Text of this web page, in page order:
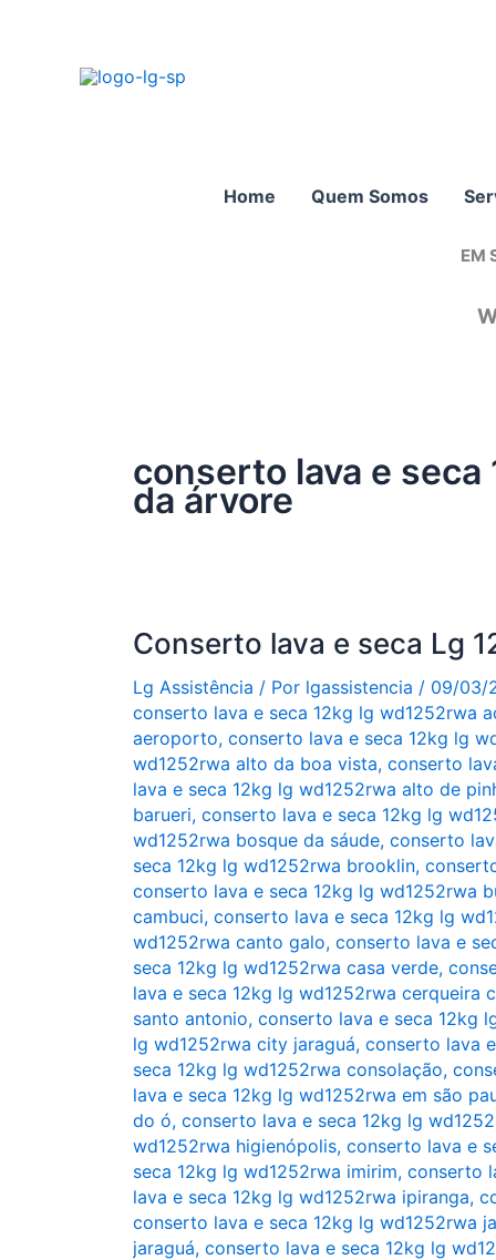
Home Quem Somos
EM
conserto lava e
da árvore
Conserto lava e seca Lg
Lg Assistência / Por lgassistencia / 09/03/
conserto lava e seca 12kg lg wd1252rwa
aeroporto, conserto lava e seca 12kg lg
wd1252rwa alto da boa vista, conserto
lava e seca 12kg lg wd1252rwa alto de
barueri, conserto lava e seca 12kg lg
wd1252rwa bosque da sáude, conserto
seca 12kg lg wd1252rwa brooklin,
conserto lava e seca 12kg lg wd1252rwa
cambuci, conserto lava e seca 12kg lg
wd1252rwa canto galo, conserto lava e
seca 12kg lg wd1252rwa casa verde,
lava e seca 12kg lg wd1252rwa cerqueira
santo antonio, conserto lava e seca 12kg
lg wd1252rwa city jaraguá, conserto lava
seca 12kg lg wd1252rwa consolação,
lava e seca 12kg lg wd1252rwa em são
do ó, conserto lava e seca 12kg lg
wd1252rwa higienópolis, conserto lava e
seca 12kg lg wd1252rwa imirim, conserto
lava e seca 12kg lg wd1252rwa ipiranga,
conserto lava e seca 12kg lg wd1252rwa
jaraguá, conserto lava e seca 12kg lg